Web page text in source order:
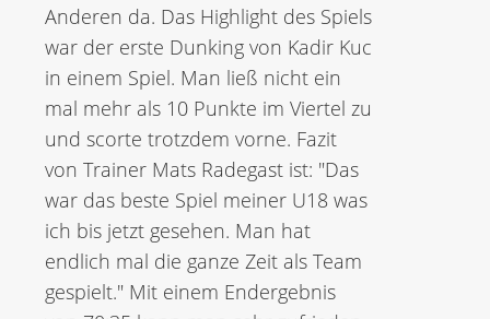
Anderen da. Das Highlight des Spiels
war der erste Dunking von Kadir Kuc
in einem Spiel. Man ließ nicht ein
mal mehr als 10 Punkte im Viertel zu
und scorte trotzdem vorne. Fazit
von Trainer Mats Radegast ist: "Das
war das beste Spiel meiner U18 was
ich bis jetzt gesehen. Man hat
endlich mal die ganze Zeit als Team
gespielt." Mit einem Endergebnis